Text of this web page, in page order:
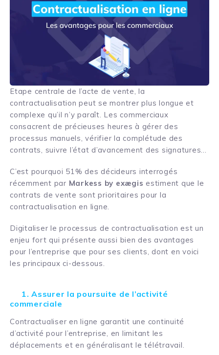
Etape centrale de l’acte de vente, la
contractualisation peut se montrer plus longue et
complexe qu’il n’y paraît. Les commerciaux
consacrent de précieuses heures à gérer des
processus manuels, vérifier la complétude des
contrats, suivre l’état d’avancement des signatures…
C’est pourquoi 51% des décideurs interrogés
récemment par Markess by exægis estiment que le
contrats de vente sont prioritaires pour la
contractualisation en ligne.
Digitaliser le processus de contractualisation est un
enjeu fort qui présente aussi bien des avantages
pour l’entreprise que pour ses clients, dont en voici
les principaux ci-dessous.
1. Assurer la poursuite de l’activité
commerciale
Contractualiser en ligne garantit une continuité
d’activité pour l’entreprise, en limitant les
déplacements et en généralisant le télétravail.